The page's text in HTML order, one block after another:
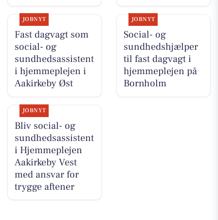
JOBNYT
Fast dagvagt som
social- og
sundhedsassistent
i hjemmeplejen i
Aakirkeby Øst
JOBNYT
Social- og
sundhedshjælper
til fast dagvagt i
hjemmeplejen på
Bornholm
JOBNYT
Bliv social- og
sundhedsassistent
i Hjemmeplejen
Aakirkeby Vest
med ansvar for
trygge aftener